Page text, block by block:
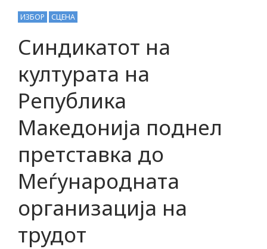
ИЗБОР СЦЕНА
Синдикатот на
културата на
Република
Македонија поднел
претставка до
Меѓународната
организација на
трудот